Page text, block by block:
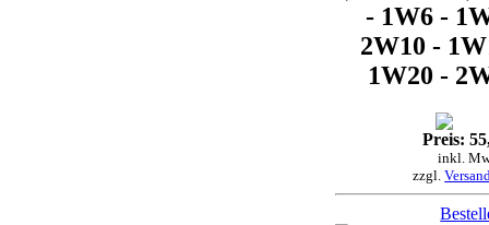
- 1W6 -
2W10 -
1W20 -
Preis:
inkl.
zzgl.